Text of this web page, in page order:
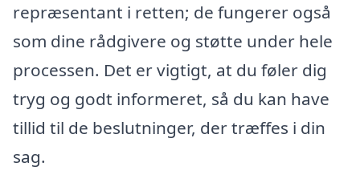
repræsentant i retten; de fungerer også
som dine rådgivere og støtte under hele
processen. Det er vigtigt, at du føler dig
tryg og godt informeret, så du kan have
tillid til de beslutninger, der træffes i din
sag.